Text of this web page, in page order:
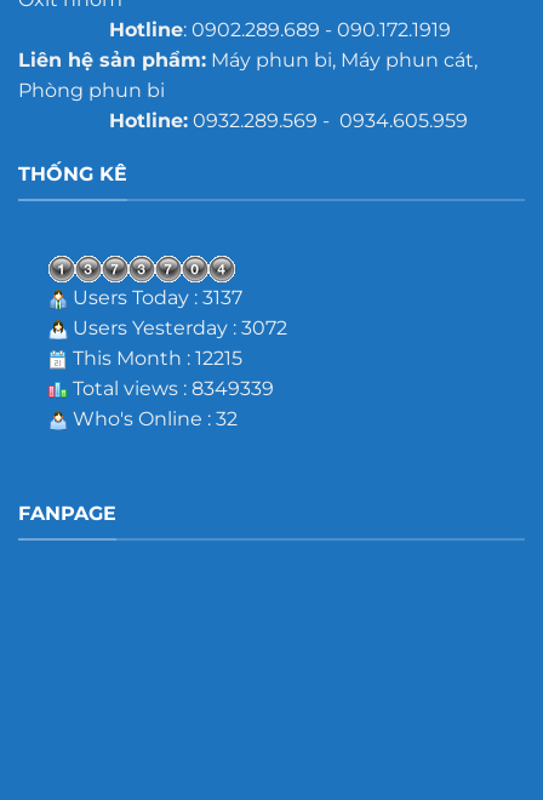
Hotline: 0902.289.689 - 090.172.1919
Liên hệ sản phẩm:Máy phun bi, Máy phun cát,
Phòng phun bi
Hotline:0932.289.569 - 0934.605.959
THỐNG KÊ
Users Today : 3137
Users Yesterday : 3072
This Month : 12215
Total views : 8349339
Who's Online : 32
FANPAGE